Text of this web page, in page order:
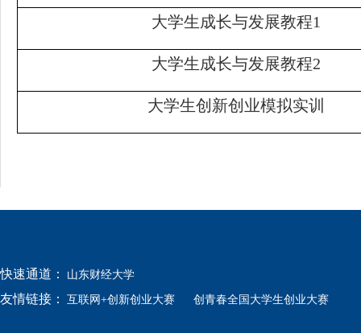
大学生成长与发展教程1
大学生成长与发展教程2
大学生创新创业模拟实训
快速通道： 山东财经大学
友情链接： 互联网+创新创业大赛 创青春全国大学生创业大赛